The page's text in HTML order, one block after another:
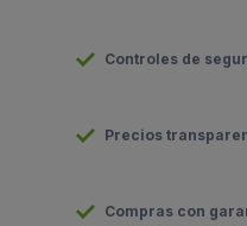
Controles de
Precios
Compras con